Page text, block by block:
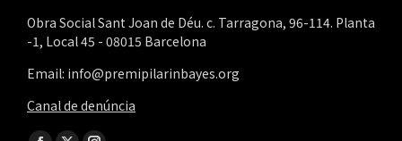
Obra Social Sant Joan de Déu. c. Tarragona, 96-114. Planta
-1, Local 45 - 08015 Barcelona
Email: info@premipilarinbayes.org
Canal de denúncia
Find us on: